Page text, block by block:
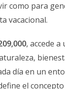
como para
vacacional.
, accede
día en un
el